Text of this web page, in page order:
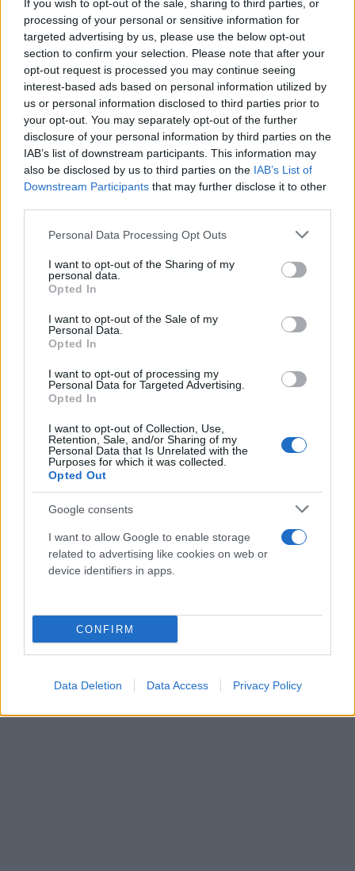
If you wish to opt-out of the sale, sharing to third parties, or
processing of your personal or sensitive information for
targeted advertising by us, please use the below opt-out
section to confirm your selection. Please note that after your
opt-out request is processed you may continue seeing
interest-based ads based on personal information utilized by
us or personal information disclosed to third parties prior to
your opt-out. You may separately opt-out of the further
disclosure of your personal information by third parties on the
IAB’s list of downstream participants. This information may
also be disclosed by us to third parties on the IAB’s List of
Downstream Participants that may further disclose it to other
Please note that this website/app uses one or more Google
not limited to your visit or usage behaviour. You may click to
grant or deny consent to Google and its third-party tags to
use your data for below specified purposes in below Google
consent section.
Personal Data Processing Opt Outs
I want to opt-out of the Sharing of my
personal data.
Opted In
I want to opt-out of the Sale of my
Personal Data.
Opted In
I want to opt-out of processing my
Personal Data for Targeted Advertising.
Opted In
I want to opt-out of Collection, Use,
Retention, Sale, and/or Sharing of my
Personal Data that Is Unrelated with the
Purposes for which it was collected.
Opted Out
Google consents
I want to allow Google to enable storage
related to advertising like cookies on web or
device identifiers in apps.
CONFIRM
Data Deletion Data Access Privacy Policy
Εδώ υπάρχει σίγουρα «δάκτυλος» Θανάση
Αυγερινού. Γιατί άλλος που να ξέρει για «κύκλους»
κτλ σε πολιτικό κόμμα, σίγουρα δεν υπάρχει στην
«Ελπίδα για τη Δημοκρατία».
Οπότε ας κάνουμε μια λογική υπόθεση:
Ο Λιάγκας σχολιάζει- καθημερινά - την
Καρυστιανού (για να φτιάξει και τα νούμερα) και ο
Αυγερινός, ο Θανάσης, ανοίγει μανιέρα και απαντά
σε όλα τα κανάλια και τις εκπομπές που
διατυπώνουν ερωτήματα ή αιχμές για το νέο
κόμμα.